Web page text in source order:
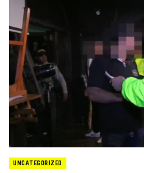
UNCATEGORIZED